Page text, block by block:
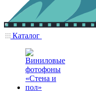
Каталог